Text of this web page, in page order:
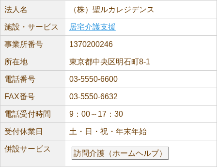
法人名 （株）聖ルカレジデンス
施設・サービス 居宅介護支援
事業所番号 1370200246
所在地 東京都中央区明石町8-1
電話番号 03-5550-6600
FAX番号 03-5550-6632
電話受付時間 9：00～17：30
受付休業日 土・日・祝・年末年始
併設サービス
訪問介護（ホームヘルプ）